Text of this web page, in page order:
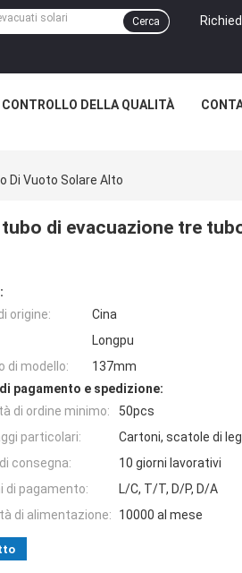
Cerca
CONTROLLO DELLA QUALITÀ
Di Vuoto Solare Alto
di evacuazione tre
origine:
Cina
Longpu
di modello:
137mm
pagamento e spedizione:
di ordine minimo:
50pcs
particolari:
Cartoni, scatole di
consegna:
10 giorni lavorativi
di pagamento:
L/C, T/T, D/P, D/A
di alimentazione:
10000 al mese